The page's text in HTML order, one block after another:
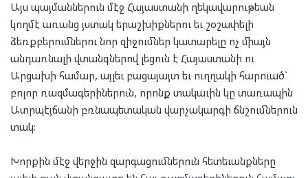
Այս պայմաններուն մէջ Հայաստանի ղեկավարութեան
կողմէ առանց յստակ երաշխիքներու եւ շօշափելի
ձեռքբերումներու նոր զիջումներ կատարելը ոչ միայն
անդառնալի վտանգներով լեցուն է Հայաստանի ու
Արցախի համար, այլեւ բացայայտ եւ ուղղակի հարուած`
բոլոր ռազմագերիներուն, որոնք տակաւին կը տառապին
Ատրպէյճանի բռնապետական վարչակարգի ճնշումներուն
տակ:
Խորքին մէջ վերջին զարգացումներուն հետեւանքները